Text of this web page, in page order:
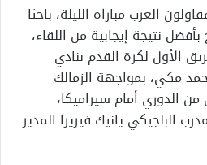
العرب مباراة الليلة، باحثا
نتيجة إيجابية من اللقاء،
الأول لكرة القدم بنادي
مكي، بمواجهة الزمالك
الدوري أمام سيراميكا،
البلجيكي يانيك فيريرا المدير